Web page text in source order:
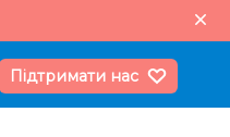
Підтримати нас